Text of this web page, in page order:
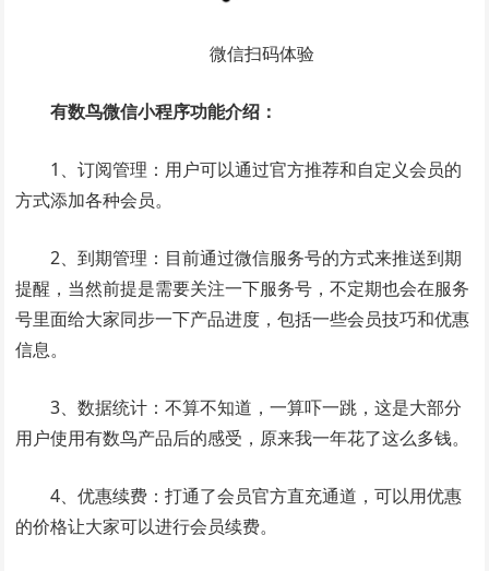
微信扫码体验
有数鸟微信小程序功能介绍：
1、订阅管理：用户可以通过官方推荐和自定义会员的
方式添加各种会员。
2、到期管理：目前通过微信服务号的方式来推送到期
提醒，当然前提是需要关注一下服务号，不定期也会在服务
号里面给大家同步一下产品进度，包括一些会员技巧和优惠
信息。
3、数据统计：不算不知道，一算吓一跳，这是大部分
用户使用有数鸟产品后的感受，原来我一年花了这么多钱。
4、优惠续费：打通了会员官方直充通道，可以用优惠
的价格让大家可以进行会员续费。